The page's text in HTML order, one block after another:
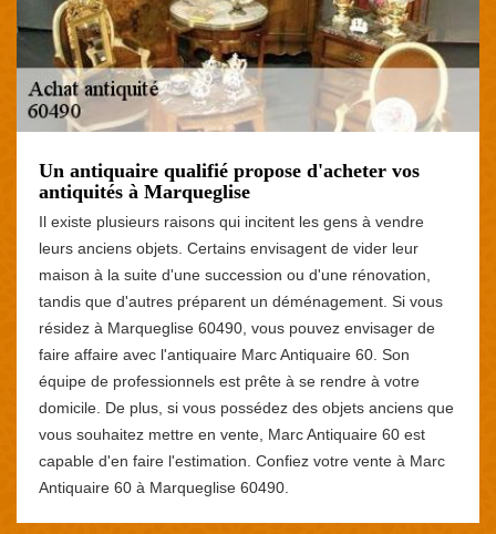
Un antiquaire qualifié propose d'acheter vos
antiquités à Marqueglise
Il existe plusieurs raisons qui incitent les gens à vendre
leurs anciens objets. Certains envisagent de vider leur
maison à la suite d'une succession ou d'une rénovation,
tandis que d'autres préparent un déménagement. Si vous
résidez à Marqueglise 60490, vous pouvez envisager de
faire affaire avec l'antiquaire Marc Antiquaire 60. Son
équipe de professionnels est prête à se rendre à votre
domicile. De plus, si vous possédez des objets anciens que
vous souhaitez mettre en vente, Marc Antiquaire 60 est
capable d'en faire l'estimation. Confiez votre vente à Marc
Antiquaire 60 à Marqueglise 60490.